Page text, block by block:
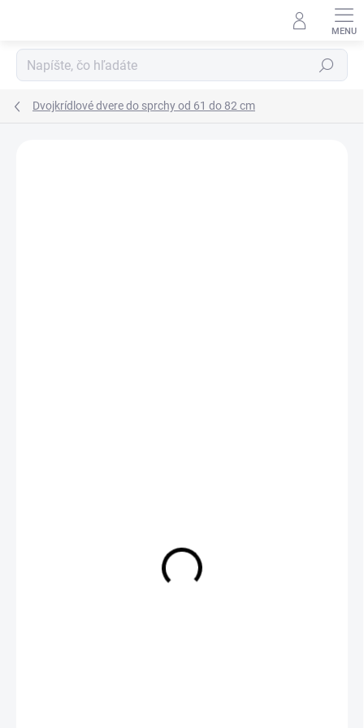
Hľadať
Dvojkrídlové dvere do sprchy od 61 do 82 cm